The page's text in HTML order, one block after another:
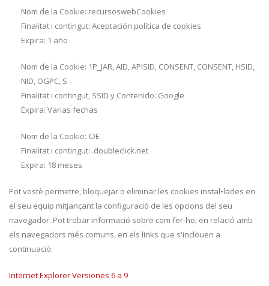
Nom de la Cookie: recursoswebCookies
Finalitat i contingut: Aceptación política de cookies
Expira: 1 año
Nom de la Cookie: 1P_JAR, AID, APISID, CONSENT, CONSENT, HSID,
NID, OGPC, S
Finalitat i contingut, SSID y Contenido: Google
Expira: Varias fechas
Nom de la Cookie: IDE
Finalitat i contingut: .doubleclick.net
Expira: 18 meses
Pot vostè permetre, bloquejar o eliminar les cookies instal•lades en
el seu equip mitjançant la configuració de les opcions del seu
navegador. Pot trobar informació sobre com fer-ho, en relació amb
els navegadors més comuns, en els links que s'inclouen a
continuació:
Internet Explorer Versiones 6 a 9